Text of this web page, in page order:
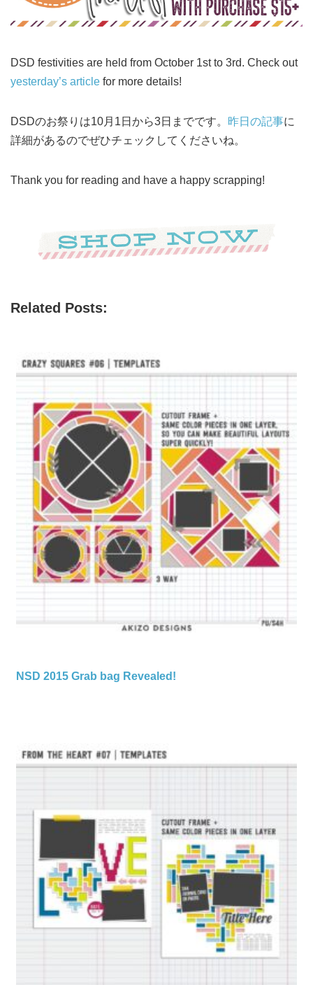
DSD festivities are held from October 1st to 3rd. Check out
yesterday’s article for more details!
DSDのお祭りは10月1日から3日までです。 昨日の記事に
詳細があるのでぜひチェックしてくださいね。
Thank you for reading and have a happy scrapping!
Related Posts:
NSD 2015 Grab bag Revealed!